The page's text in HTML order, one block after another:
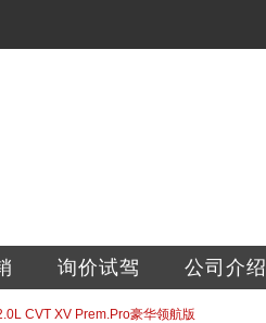
询价试驾 公司介绍
CVT XV Prem.Pro豪华领航版